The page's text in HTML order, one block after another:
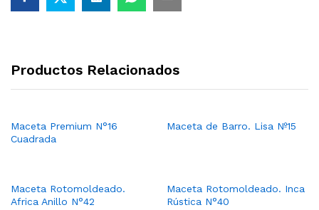
Productos Relacionados
Maceta Premium N°16
Cuadrada
Maceta de Barro. Lisa Nº15
Maceta Rotomoldeado.
Africa Anillo N°42
Maceta Rotomoldeado. Inca
Rústica N°40